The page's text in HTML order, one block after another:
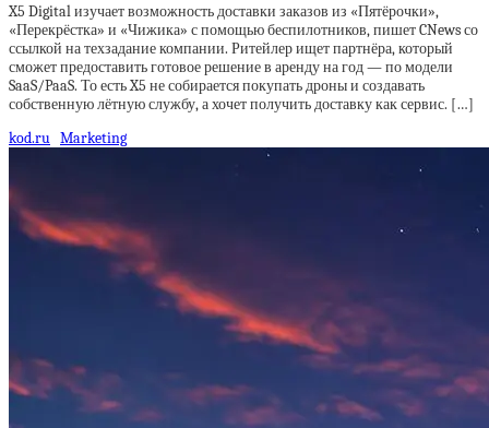
X5 Digital изучает возможность доставки заказов из «Пятёрочки»,
«Перекрёстка» и «Чижика» с помощью беспилотников, пишет CNews со
ссылкой на техзадание компании. Ритейлер ищет партнёра, который
сможет предоставить готовое решение в аренду на год — по модели
SaaS/PaaS. То есть X5 не собирается покупать дроны и создавать
собственную лётную службу, а хочет получить доставку как сервис. […]
kod.ru Marketing